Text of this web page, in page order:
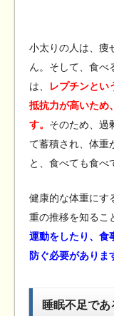
小太りの人は、痩
ん。そして、食べ
は、
レプチンとい
抵抗力が高いため
す。 そのため、過
て蓄積され、体重
と、食べても食べ
健康的な体重にす
重の推移を知るこ
運動をしたり、食
防ぐ必要がありま
睡眠不足であ